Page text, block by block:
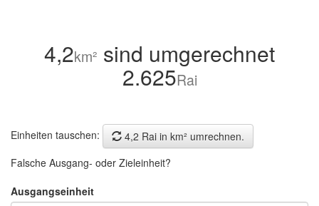
4,2km² sind umgerechnet
2.625Rai
Einheiten tauschen:
4,2 Rai in km² umrechnen.
Falsche Ausgang- oder Zieleinheit?
Ausgangseinheit